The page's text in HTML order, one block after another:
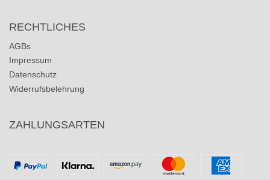
RECHTLICHES
AGBs
Impressum
Datenschutz
Widerrufsbelehrung
ZAHLUNGSARTEN